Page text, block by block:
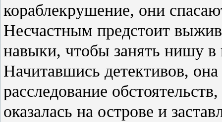
кораблекрушение, они
Несчастным предстоит
навыки, чтобы занять нишу
Начитавшись детективов, она
расследование
оказалась на острове и